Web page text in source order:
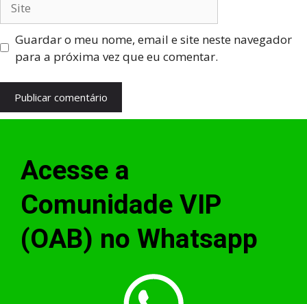
Guardar o meu nome, email e site neste navegador
para a próxima vez que eu comentar.
Acesse a
Comunidade VIP
(OAB) no Whatsapp